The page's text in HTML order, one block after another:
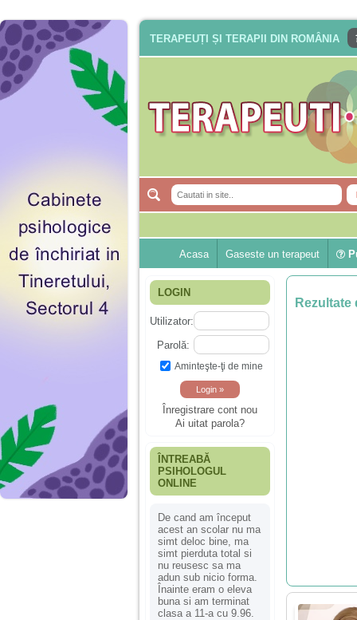
TERAPEUȚI ȘI TERAPII DIN ROMÂNIA
Acasa Gaseste un terapeut
LOGIN
Utilizator:
Parolă:
Aminteşte-ţi de mine
Înregistrare cont nou
Ai uitat parola?
ÎNTREABĂ
PSIHOLOGUL
ONLINE
De cand am început
acest an scolar nu ma
simt deloc bine, ma
simt pierduta total si
nu reusesc sa ma
adun sub nicio forma.
Înainte eram o eleva
buna si am terminat
clasa a 11-a cu 9.96.
Rezultate